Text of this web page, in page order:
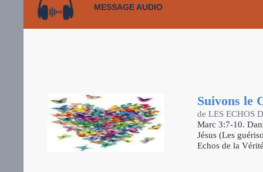
MESSAGE AUDIO
Suivons le
de LES ECHOS
Marc 3:7-10.
Jésus (Les
Echos de la